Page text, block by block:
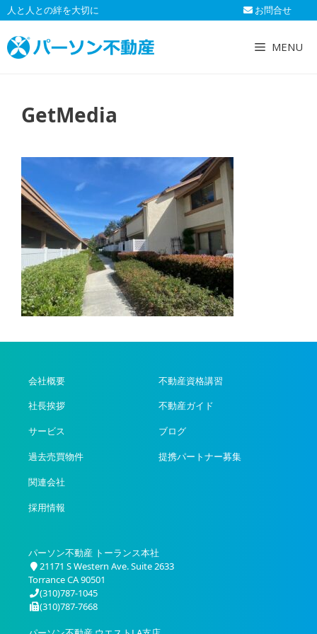
コ
ン
テ
ン
人と人との絆を大切に お問合せ
MENU
GetMedia
会社概要
社長挨拶
サービス
過去売買物件
関連会社
採用情報
不動産資格講習
不動産ガイド
ブログ
提携パートナー募集
パーソン不動産 トーランス本社
21171 S Western Ave. Suite 2633
Torrance CA 90501
(310)787-1045
(310)787-7668